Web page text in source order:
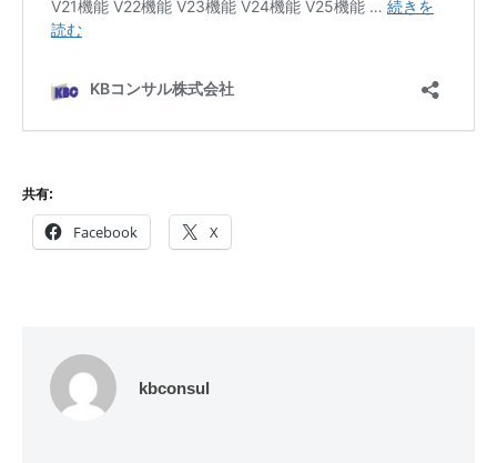
共有:
Facebook X
kbconsul